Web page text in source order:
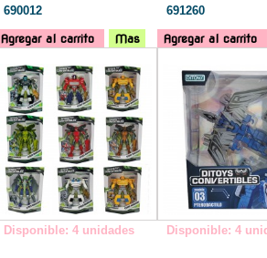
690012
Agregar al carrito Mas
691260
Agregar al carrito
Disponible: 4 unidades Disponible: 4